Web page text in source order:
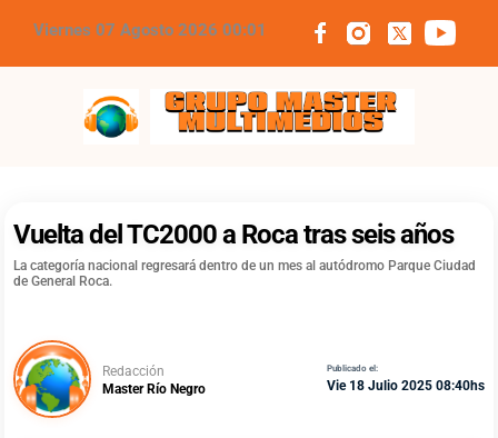
Viernes 07 Agosto 2026 00:01
Grupo Master Multimedios
Vuelta del TC2000 a Roca tras seis años
La categoría nacional regresará dentro de un mes al autódromo Parque Ciudad
de General Roca.
Redacción
Master Río Negro
Publicado el:
Vie 18 Julio 2025 08:40hs